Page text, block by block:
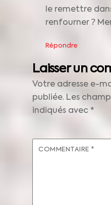
le remettre
renfourner ?
Répondre
Laisser un
Votre adresse e-
publiée. Les
indiqués avec *
COMMENTAIRE *